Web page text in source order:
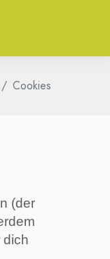
Cookies
(der
dich